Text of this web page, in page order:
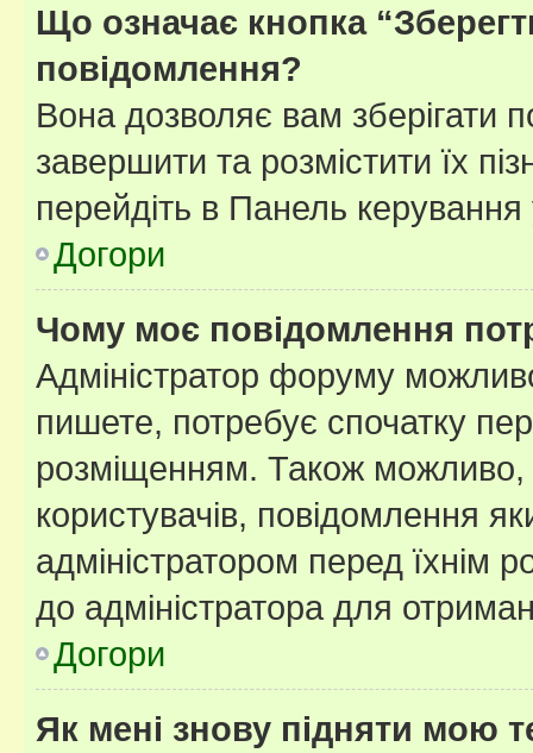
Що означає кнопка
повідомлення?
Вона дозволяє вам зберігати
завершити та розмістити їх
перейдіть в Панель керування
Догори
Чому моє повідомлення
Адміністратор форуму
пишете, потребує спочатку
розміщенням. Також можливо,
користувачів, повідомлення
адміністратором перед їхнім
до адміністратора для
Догори
Як мені знову підняти мою